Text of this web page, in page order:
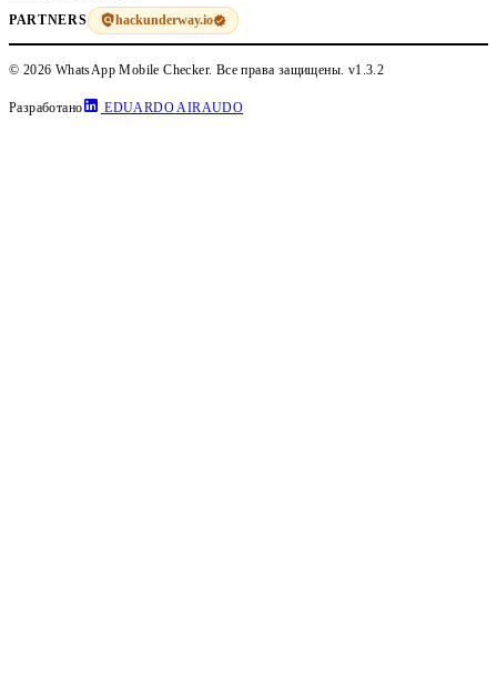
PARTNERS hackunderway.io
© 2026 WhatsApp Mobile Checker. Все права защищены. v1.3.2
Разработано EDUARDO AIRAUDO